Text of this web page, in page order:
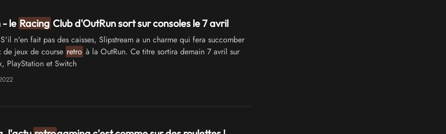
- le Racing Club d'OutRun sort sur consoles le 7 avril
n'en fait pas des caisses, Slipstream a un charme qui fera succomber
de jeux de course retro à la OutRun. Ce titre sortira demain 7 avril sur
PlayStation et Switch